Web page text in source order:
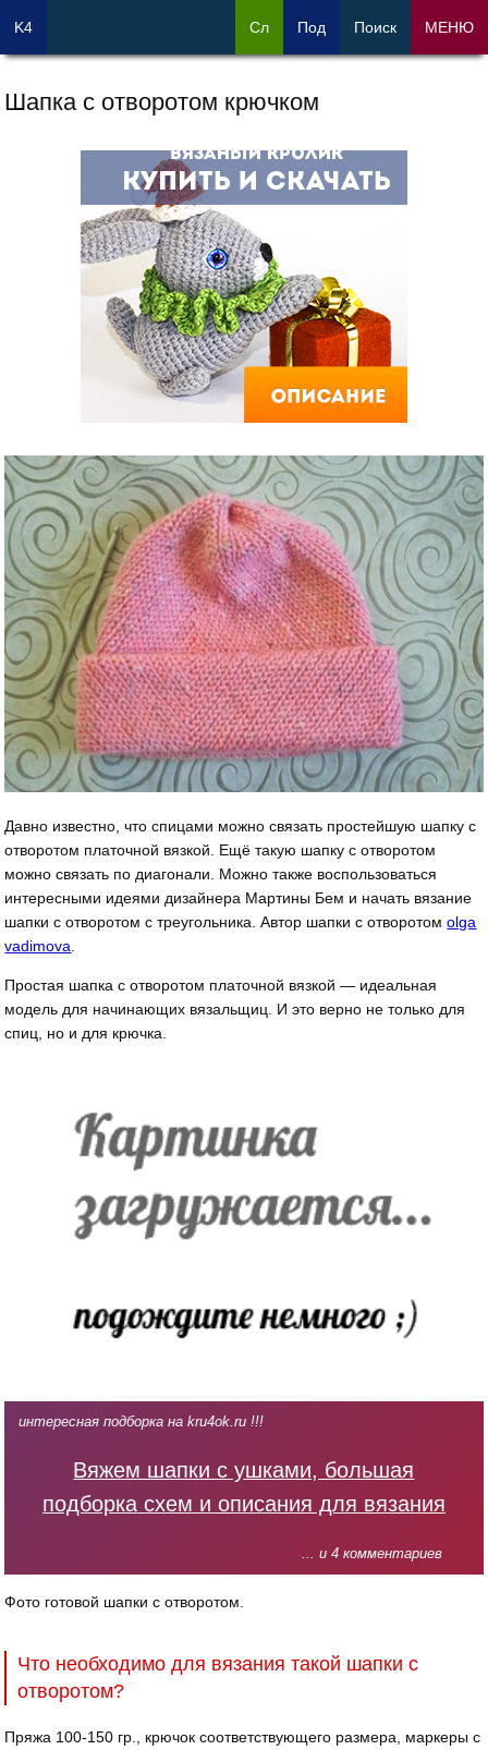
Шапка с отворотом крючком
Давно известно, что спицами можно связать простейшую шапку с
отворотом платочной вязкой. Ещё такую шапку с отворотом
можно связать по диагонали. Можно также воспользоваться
интересными идеями дизайнера Мартины Бем и начать вязание
шапки с отворотом с треугольника. Автор шапки с отворотомolga
vadimova
Простая шапка с отворотом платочной вязкой — идеальная
модель для начинающих вязальщиц. И это верно не только для
спиц, но и для крючка.
интересная подборка на kru4ok.ru !!!
Вяжем шапки с ушками, большая
подборка схем и описания для вязания
... и 4 комментариев
Фото готовой шапки с отворотом.
Что необходимо для вязания такой шапки с
отворотом?
Пряжа 100-150 гр., крючок соответствующего размера, маркеры с
K4 Сл Под Поиск МЕНЮ